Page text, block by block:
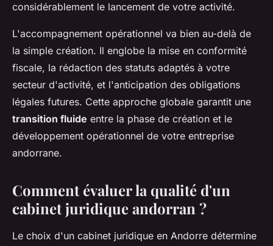
considérablement le lancement de votre activité.
L'accompagnement opérationnel va bien au-delà de
la simple création. Il englobe la mise en conformité
fiscale, la rédaction des statuts adaptés à votre
secteur d'activité, et l'anticipation des obligations
légales futures. Cette approche globale garantit une
transition fluide entre la phase de création et le
développement opérationnel de votre entreprise
andorrane.
Comment évaluer la qualité d'un
cabinet juridique andorran ?
Le choix d'un cabinet juridique en Andorre détermine